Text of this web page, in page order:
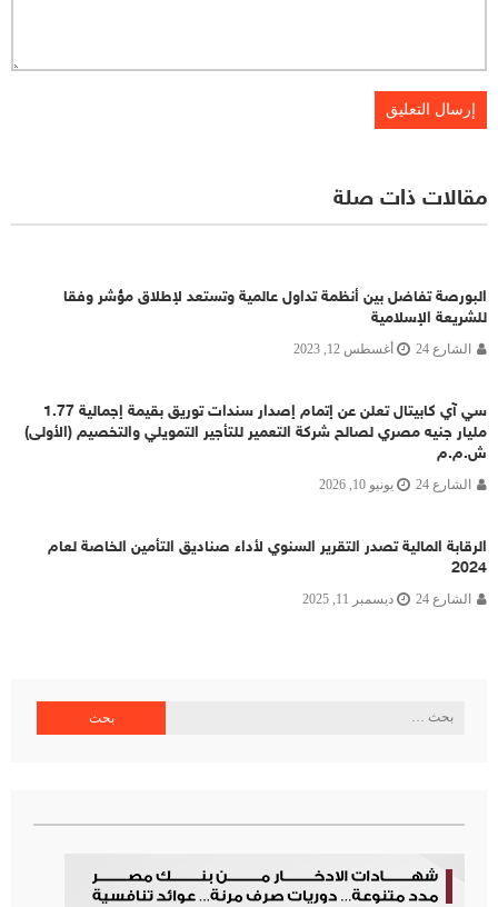
مقالات ذات صلة
البورصة تفاضل بين أنظمة تداول عالمية وتستعد لإطلاق مؤشر وفقا
للشريعة الإسلامية
الشارع 24 أغسطس 12, 2023
سي آي كابيتال تعلن عن إتمام إصدار سندات توريق بقيمة إجمالية 1.77
مليار جنيه مصري لصالح شركة التعمير للتأجير التمويلي والتخصيم (الأولى)
ش.م.م
الشارع 24 يونيو 10, 2026
الرقابة المالية تصدر التقرير السنوي لأداء صناديق التأمين الخاصة لعام
2024
الشارع 24 ديسمبر 11, 2025
البحث